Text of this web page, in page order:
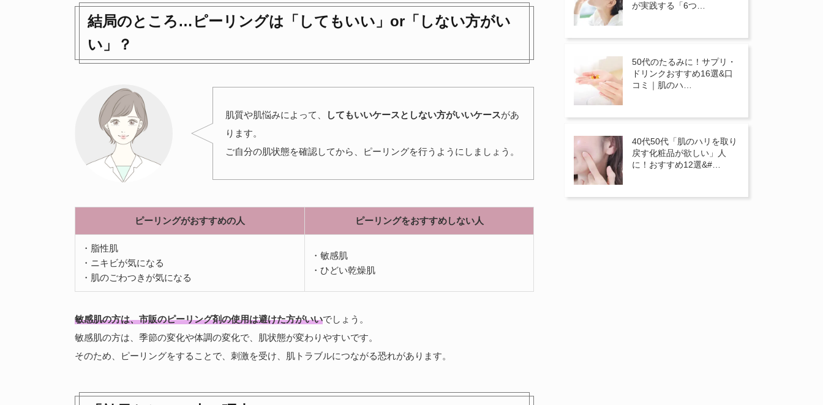
結局のところ…ピーリングは「してもいい」or「しない方がい
い」？
肌質や肌悩みによって、 してもいいケースとしない方がいいケースがあ
ります。
ご自分の肌状態を確認してから、ピーリングを行うようにしましょう。
ピーリングがおすすめの人 ピーリングをおすすめしない人
・脂性肌
・ニキビが気になる
・肌のごわつきが気になる
・敏感肌
・ひどい乾燥肌
敏感肌の方は、市販のピーリング剤の使用は避けた方がいいでしょう。
敏感肌の方は、季節の変化や体調の変化で、肌状態が変わりやすいです。
そのため、ピーリングをすることで、刺激を受け、肌トラブルにつながる恐れがあります。
が実践する「6つ…
50代のたるみに！サプリ・
ドリンクおすすめ16選&口
コミ｜肌のハ…
40代50代「肌のハリを取り
戻す化粧品が欲しい」人
に！おすすめ12選&#…